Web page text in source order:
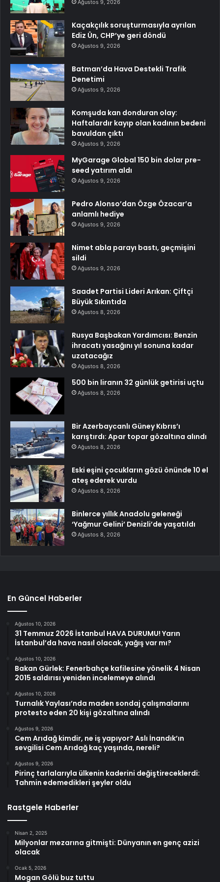
Ağustos 9, 2026
Kaçakçılık soruşturmasıyla ayrılan
Ediz Ün, CHP’ye geri döndü
Ağustos 9, 2026
Batman’da Hava Destekli Trafik
Denetimi
Ağustos 9, 2026
Komşuda kan donduran olay:
Haftalardır kayıp olan kadının bedeni
bavuldan çıktı
Ağustos 9, 2026
MyGarage Global 150 bin dolar pre-
seed yatırım aldı
Ağustos 9, 2026
Pedro Alonso’dan Özge Özacar’a
anlamlı hediye
Ağustos 9, 2026
Nimet abla parayı bastı, geçmişini
sildi
Ağustos 9, 2026
Saadet Partisi Lideri Arıkan: Çiftçi
Büyük Sıkıntıda
Ağustos 8, 2026
Rusya Başbakan Yardımcısı: Benzin
ihracatı yasağını yıl sonuna kadar
uzatacağız
Ağustos 8, 2026
500 bin liranın 32 günlük getirisi uçtu
Ağustos 8, 2026
Bir Azerbaycanlı Güney Kıbrıs’ı
karıştırdı: Apar topar gözaltına alındı
Ağustos 8, 2026
Eski eşini çocukların gözü önünde 10 el
ateş ederek vurdu
Ağustos 8, 2026
Binlerce yıllık Anadolu geleneği
‘Yağmur Gelini’ Denizli’de yaşatıldı
Ağustos 8, 2026
En Güncel Haberler
Ağustos 10, 2026
31 Temmuz 2026 İstanbul HAVA DURUMU! Yarın
İstanbul’da hava nasıl olacak, yağış var mı?
Ağustos 10, 2026
Bakan Gürlek: Fenerbahçe kafilesine yönelik 4 Nisan
2015 saldırısı yeniden incelemeye alındı
Ağustos 10, 2026
Turnalık Yaylası’nda maden sondaj çalışmalarını
protesto eden 20 kişi gözaltına alındı
Ağustos 9, 2026
Cem Arıdağ kimdir, ne iş yapıyor? Aslı İnandık’ın
sevgilisi Cem Arıdağ kaç yaşında, nereli?
Ağustos 9, 2026
Pirinç tarlalarıyla ülkenin kaderini değiştireceklerdi:
Tahmin edemedikleri şeyler oldu
Rastgele Haberler
Nisan 2, 2025
Milyonlar mezarına gitmişti: Dünyanın en genç azizi
olacak
Ocak 5, 2026
Mogan Gölü buz tuttu